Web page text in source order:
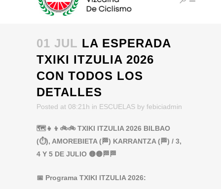
01 JUL LA ESPERADA
TXIKI ITZULIA 2026
CON TODOS LOS
DETALLES
Posted at 08:21h in ESCUELAS by febiciadmin
🗺️👧👦🚲🚲 TXIKI ITZULIA 2026 BILBAO
(⏱️), AMOREBIETA (🏁) KARRANTZA (🏁) / 3,
4 Y 5 DE JULIO 🟡🟡🏁🏁
📅 Programa TXIKI ITZULIA 2026: